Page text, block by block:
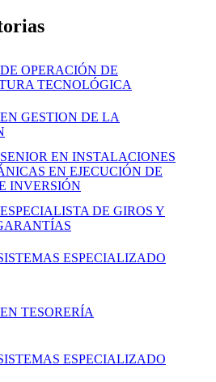
OPERACIÓN DE
TECNOLÓGICA
GESTION DE LA
EN INSTALACIONES
EN EJECUCIÓN DE
INVERSIÓN
DE GIROS Y
ESPECIALIZADO
TESORERÍA
ESPECIALIZADO